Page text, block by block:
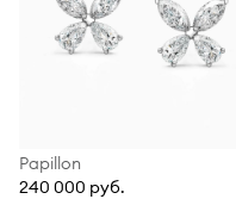
Papillon
240 000 руб.